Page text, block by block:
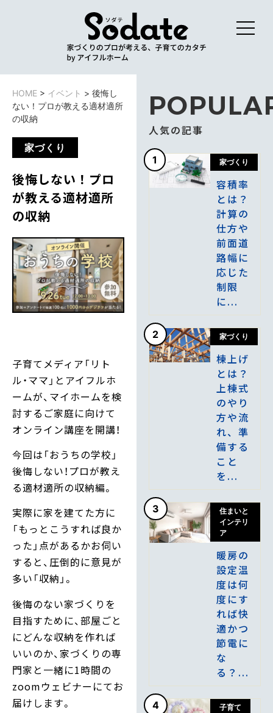
HOME > イベント > 後悔し
ない！プロが教える適材適所
の収納
家づくり
後悔しない！プロ
が教える適材適所
の収納
子育てメディア「リト
ル・ママ」とアイフルホ
ームが、マイホームを検
討するご家庭に向けて
オンライン講座を開講！
今回は「おうちの学校」
後悔しない！プロが教え
る適材適所の収納編。
実際に家を建てた方に
「もっとこうすれば良か
った」点があるかお伺い
すると、圧倒的に意見が
多い「収納」。
後悔のない家づくりを
目指すために、部屋ごと
にどんな収納を作れば
いいのか、家づくりの専
門家と一緒に1時間の
zoomウェビナーにてお
届けします。
人気の記事
1 家づくり
容積率
とは？
計算の
仕方や
前面道
路幅に
応じた
制限
に...
2 家づくり
棟上げ
とは？
上棟式
のやり
方や流
れ、準
備する
こと
を...
3
住まいと
インテリ
ア
暖房の
設定温
度は何
度にす
れば快
適かつ
節電に
な
る？...
4 子育て